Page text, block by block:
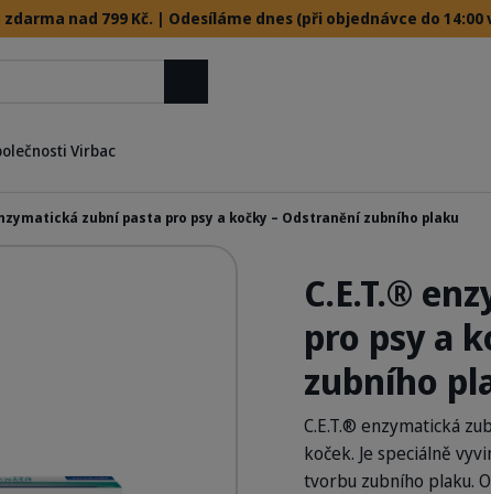
nad 799 Kč. | Odesíláme dnes (při objednávce do
Virbac
zubní pasta pro psy a kočky – Odstranění zubního plaku
C.E.T.®
pro psy a
zubního
C.E.T.® enzymatická
koček. Je speciálně
tvorbu zubního plaku.